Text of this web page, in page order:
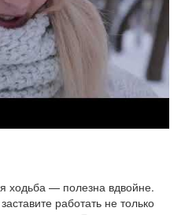
ходьба — полезна вдвойне.
работать не только